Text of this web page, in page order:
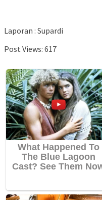
Laporan : Supardi
Post Views: 617